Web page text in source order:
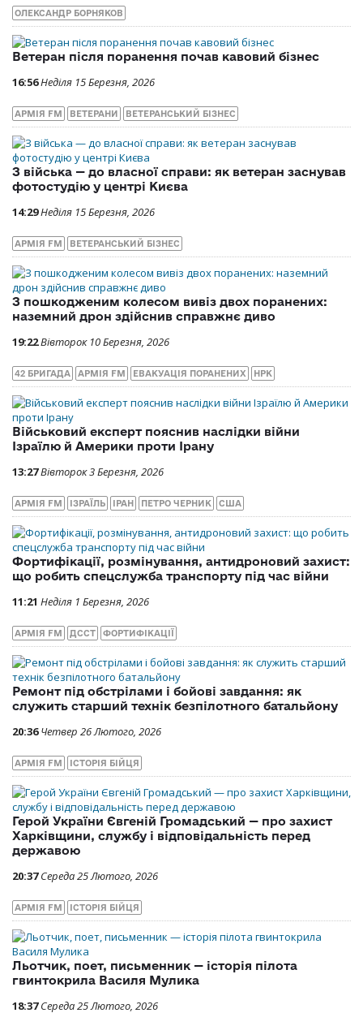
ОЛЕКСАНДР БОРНЯКОВ
Ветеран після поранення почав кавовий бізнес
16:56Неділя 15 Березня, 2026
АРМІЯ FM ВЕТЕРАНИ ВЕТЕРАНСЬКИЙ БІЗНЕС
З війська — до власної справи: як ветеран заснував
фотостудію у центрі Києва
14:29Неділя 15 Березня, 2026
АРМІЯ FM ВЕТЕРАНСЬКИЙ БІЗНЕС
З пошкодженим колесом вивіз двох поранених:
наземний дрон здійснив справжнє диво
19:22Вівторок 10 Березня, 2026
42 БРИГАДА АРМІЯ FM ЕВАКУАЦІЯ ПОРАНЕНИХ НРК
Військовий експерт пояснив наслідки війни
Ізраїлю й Америки проти Ірану
13:27Вівторок 3 Березня, 2026
АРМІЯ FM ІЗРАЇЛЬ ІРАН ПЕТРО ЧЕРНИК США
Фортифікації, розмінування, антидроновий захист:
що робить спецслужба транспорту під час війни
11:21 Неділя 1 Березня, 2026
АРМІЯ FM ДССТ ФОРТИФІКАЦІЇ
Ремонт під обстрілами і бойові завдання: як
служить старший технік безпілотного батальйону
20:36 Четвер 26 Лютого, 2026
АРМІЯ FM ІСТОРІЯ БІЙЦЯ
Герой України Євгеній Громадський — про захист
Харківщини, службу і відповідальність перед
державою
20:37 Середа 25 Лютого, 2026
АРМІЯ FM ІСТОРІЯ БІЙЦЯ
Льотчик, поет, письменник — історія пілота
гвинтокрила Василя Мулика
18:37 Середа 25 Лютого, 2026